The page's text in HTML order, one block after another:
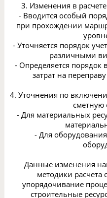
3. Изменения в
- Вводится особый
при прохождении
- Уточняется порядок
различными
- Определяется
затрат на
4. Уточнения по
сметную
- Для материальных
- Для
Данные изменения
методики расчета
упорядочивание
строительные